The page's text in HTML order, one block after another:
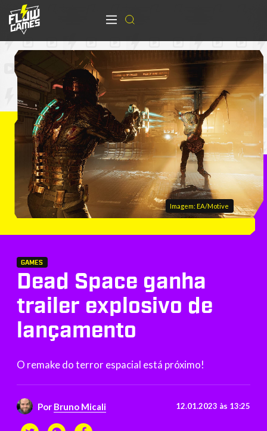
Imagem: EA/Motive
GAMES
Dead Space ganha
trailer explosivo de
lançamento
O remake do terror espacial está próximo!
Por Bruno Micali 12.01.2023 às 13:25